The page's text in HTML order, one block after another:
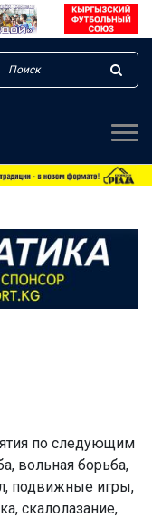
по следующим
вольная борьба,
подвижные игры,
скалолазание,